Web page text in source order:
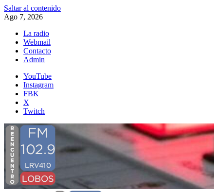
Saltar al contenido
Ago 7, 2026
La radio
Webmail
Contacto
Admin
YouTube
Instagram
FBK
X
Twitch